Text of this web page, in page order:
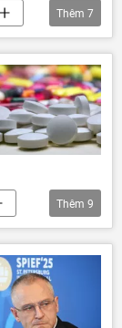
Thêm 7
Thêm 9